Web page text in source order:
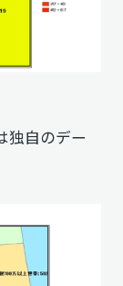
独自のデー